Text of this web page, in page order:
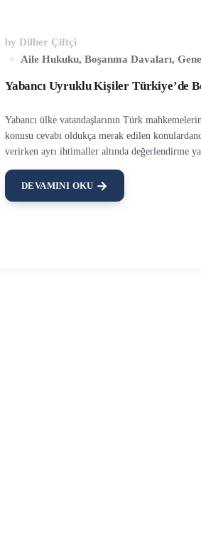
by Dilber Çiftçi
Aile Hukuku, Boşanma Davaları,
Yabancı Uyruklu Kişiler Türkiye’de
Yabancı ülke vatandaşlarının Türk
konusu cevabı oldukça merak edilen
verirken ayrı ihtimaller altında değerlendirme
hukukunun uygulanacağına bakılması
Kişiler Nerede Boşanma Davası Açmalıdır?
DEVAMINI OKU